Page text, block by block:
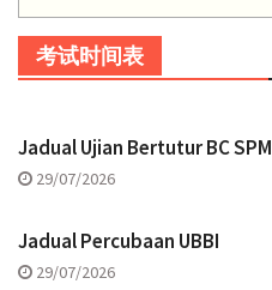
考试时间表
Jadual Ujian Bertutur BC SPM
29/07/2026
Jadual Percubaan UBBI
29/07/2026